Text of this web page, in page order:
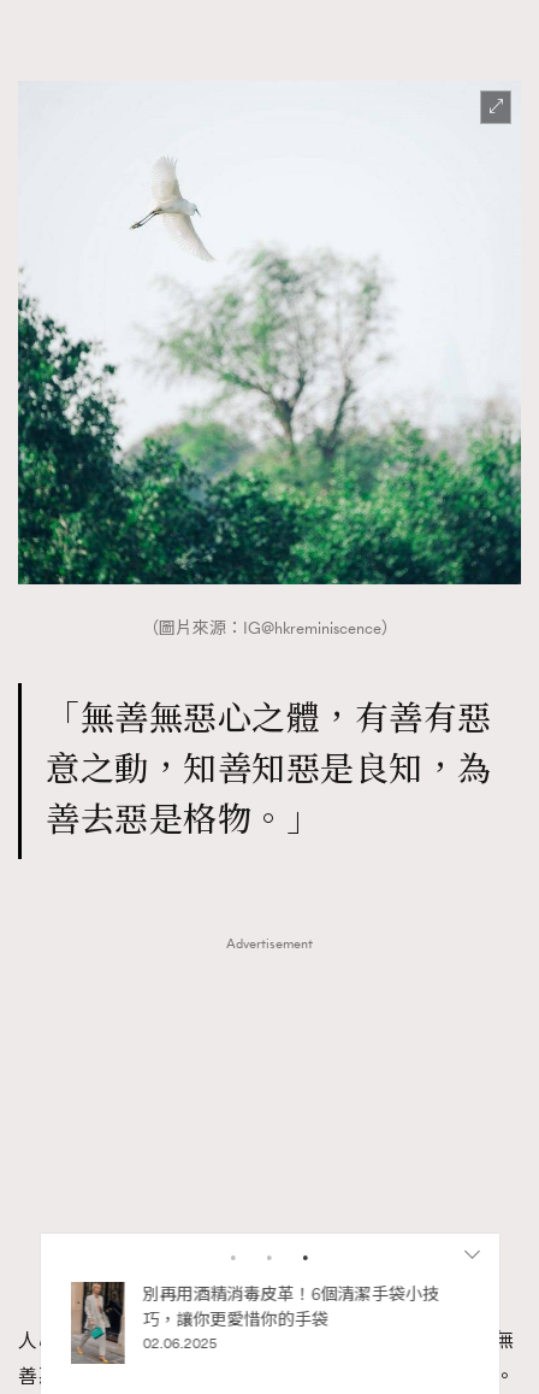
（圖片來源：IG@hkreminiscence）
「無善無惡心之體，有善有惡
意之動，知善知惡是良知，為
善去惡是格物。」
Advertisement
人心本來是純淨的、中性的。沒有念在當中的時候，亦無
善惡之分。不過一旦心念起時，就會出現善與惡的分別。
別再用酒精消毒皮革！6個清潔手袋小技
巧，讓你更愛惜你的手袋
02.06.2025